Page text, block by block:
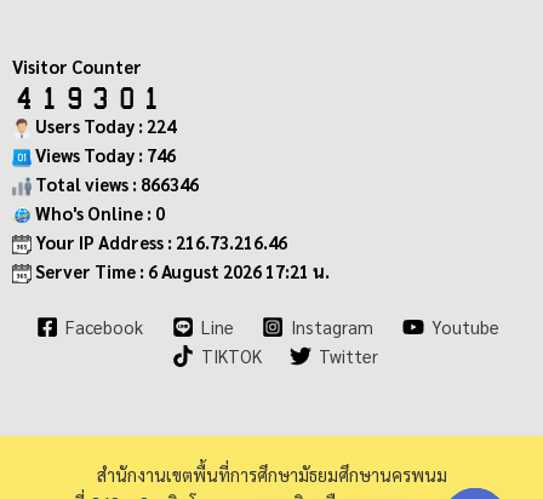
Visitor Counter
Users Today : 224
Views Today : 746
Total views : 866346
Who's Online : 0
Your IP Address : 216.73.216.46
Server Time : 6 August 2026 17:21 น.
Facebook Line Instagram
Youtube
TIKTOK
Twitter
สำนักงานเขตพื้นที่การศึกษามัธยมศึกษานครพนม